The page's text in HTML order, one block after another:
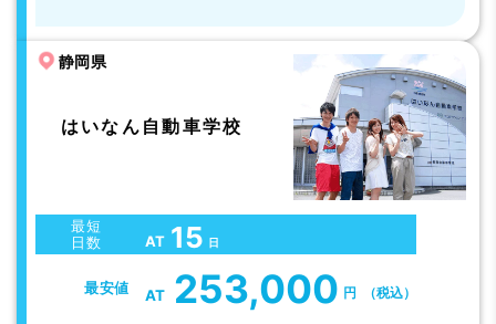
静岡県
はいなん自動車学校
最短
日数
AT 15 日
最安値 AT 253,000 円 （税込）